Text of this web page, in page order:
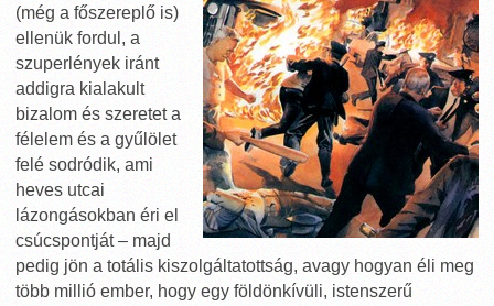
(még a főszereplő is)
ellenük fordul, a
szuperlények iránt
addigra kialakult
bizalom és szeretet a
félelem és a gyűlölet
felé sodródik, ami
heves utcai
lázongásokban éri el
csúcspontját – majd
pedig jön a totális kiszolgáltatottság, avagy hogyan éli meg
több millió ember, hogy egy földönkívüli, istenszerű